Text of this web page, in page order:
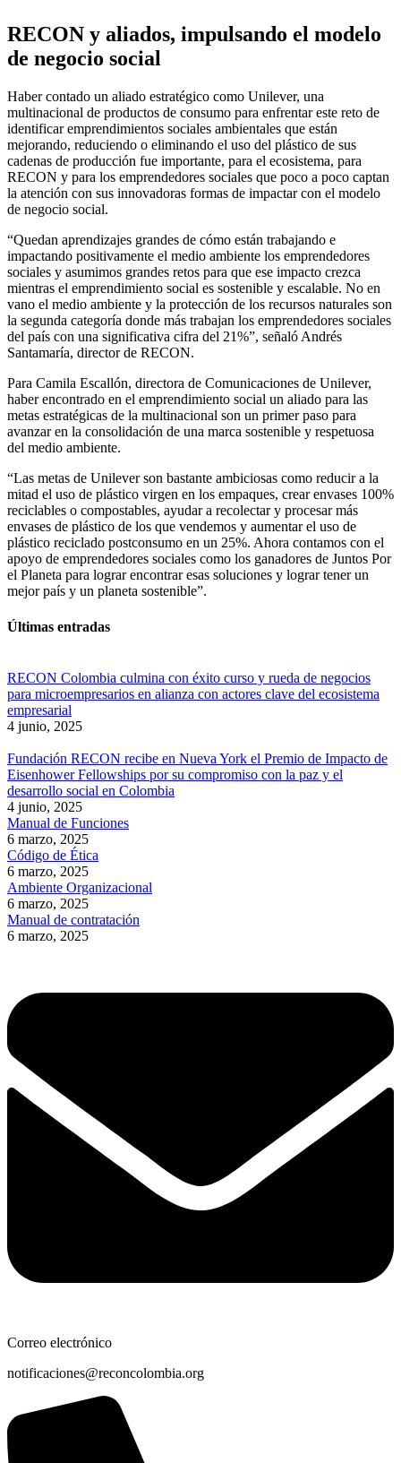
RECON y aliados, impulsando el modelo
de negocio social
Haber contado un aliado estratégico como Unilever, una
multinacional de productos de consumo para enfrentar este reto de
identificar emprendimientos sociales ambientales que están
mejorando, reduciendo o eliminando el uso del plástico de sus
cadenas de producción fue importante, para el ecosistema, para
RECON y para los emprendedores sociales que poco a poco captan
la atención con sus innovadoras formas de impactar con el modelo
de negocio social.
“Quedan aprendizajes grandes de cómo están trabajando e
impactando positivamente el medio ambiente los emprendedores
sociales y asumimos grandes retos para que ese impacto crezca
mientras el emprendimiento social es sostenible y escalable. No en
vano el medio ambiente y la protección de los recursos naturales son
la segunda categoría donde más trabajan los emprendedores sociales
del país con una significativa cifra del 21%”, señaló Andrés
Santamaría, director de RECON.
Para Camila Escallón, directora de Comunicaciones de Unilever,
haber encontrado en el emprendimiento social un aliado para las
metas estratégicas de la multinacional son un primer paso para
avanzar en la consolidación de una marca sostenible y respetuosa
del medio ambiente.
“Las metas de Unilever son bastante ambiciosas como reducir a la
mitad el uso de plástico virgen en los empaques, crear envases 100%
reciclables o compostables, ayudar a recolectar y procesar más
envases de plástico de los que vendemos y aumentar el uso de
plástico reciclado postconsumo en un 25%. Ahora contamos con el
apoyo de emprendedores sociales como los ganadores de Juntos Por
el Planeta para lograr encontrar esas soluciones y lograr tener un
mejor país y un planeta sostenible”.
Últimas entradas
RECON Colombia culmina con éxito curso y rueda de negocios
para microempresarios en alianza con actores clave del ecosistema
empresarial
4 junio, 2025
Fundación RECON recibe en Nueva York el Premio de Impacto de
Eisenhower Fellowships por su compromiso con la paz y el
desarrollo social en Colombia
4 junio, 2025
Manual de Funciones
6 marzo, 2025
Código de Ética
6 marzo, 2025
Ambiente Organizacional
6 marzo, 2025
Manual de contratación
6 marzo, 2025
Correo electrónico
notificaciones@reconcolombia.org